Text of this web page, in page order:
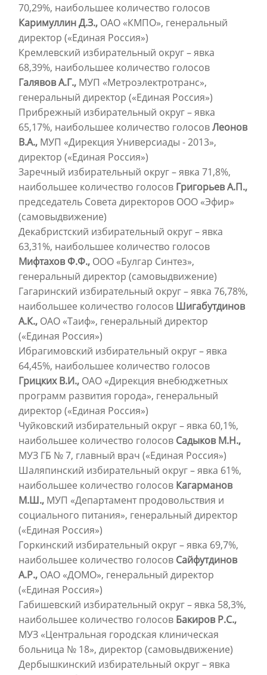
70,29%, наибольшее количество голосов
Каримуллин Д.З., ОАО «КМПО», генеральный
директор («Единая Россия»)
Кремлевский избирательный округ – явка
68,39%, наибольшее количество голосов
Галявов А.Г., МУП «Метроэлектротранс»,
генеральный директор («Единая Россия»)
Прибрежный избирательный округ – явка
65,17%, наибольшее количество голосовЛеонов
В.А., МУП «Дирекция Универсиады - 2013»,
директор («Единая Россия»)
Заречный избирательный округ – явка 71,8%,
наибольшее количество голосов Григорьев А.П.,
председатель Совета директоров ООО «Эфир»
(самовыдвижение)
Декабристский избирательный округ – явка
63,31%, наибольшее количество голосов
Мифтахов Ф.Ф., ООО «Булгар Синтез»,
генеральный директор (самовыдвижение)
Гагаринский избирательный округ – явка 76,78%,
наибольшее количество голосов Шигабутдинов
А.К., ОАО «Таиф», генеральный директор
(«Единая Россия»)
Ибрагимовский избирательный округ – явка
64,45%, наибольшее количество голосов
Грицких В.И., ОАО «Дирекция внебюджетных
программ развития города», генеральный
директор («Единая Россия»)
Чуйковский избирательный округ – явка 60,1%,
наибольшее количество голосов Садыков М.Н.,
МУЗ ГБ № 7, главный врач («Единая Россия»)
Шаляпинский избирательный округ – явка 61%,
наибольшее количество голосов Кагарманов
М.Ш., МУП «Департамент продовольствия и
социального питания», генеральный директор
(«Единая Россия»)
Горкинский избирательный округ – явка 69,7%,
наибольшее количество голосов Сайфутдинов
А.Р., ОАО «ДОМО», генеральный директор
(«Единая Россия»)
Габишевский избирательный округ – явка 58,3%,
наибольшее количество голосов Бакиров Р.С.,
МУЗ «Центральная городская клиническая
больница № 18», директор (самовыдвижение)
Дербышкинский избирательный округ – явка